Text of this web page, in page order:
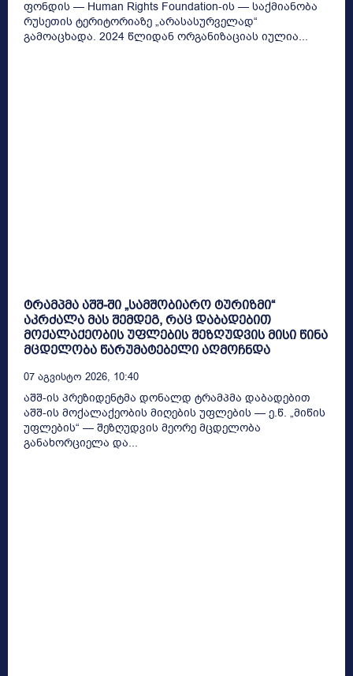
ფონდის — Human Rights Foundation-ის — საქმიანობა
რუსეთის ტერიტორიაზე „არასასურველად“
გამოაცხადა. 2024 წლიდან ორგანიზაციას იულია...
ტრამპმა აშშ-ში „სამშობიარო ტურიზმი“
აკრძალა მას შემდეგ, რაც დაბადებით
მოქალაქეობის უფლების შეზღუდვის მისი წინა
მცდელობა წარუმატებელი აღმოჩნდა
07 Აგვისტო 2026, 10:40
აშშ-ის პრეზიდენტმა დონალდ ტრამპმა დაბადებით
აშშ-ის მოქალაქეობის მიღების უფლების — ე.წ. „მიწის
უფლების“ — შეზღუდვის მეორე მცდელობა
განახორციელა და...